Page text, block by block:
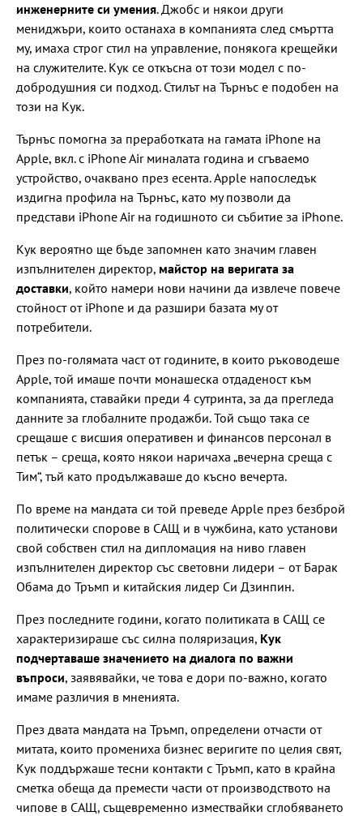
инженерните си умения. Джобс и някои други
мениджъри, които останаха в компанията след смъртта
му, имаха строг стил на управление, понякога крещейки
на служителите. Кук се откъсна от този модел с по-
добродушния си подход. Стилът на Търнъс е подобен на
този на Кук.
Търнъс помогна за преработката на гамата iPhone на
Apple, вкл. с iPhone Air миналата година и сгъваемо
устройство, очаквано през есента. Apple напоследък
издигна профила на Търнъс, като му позволи да
представи iPhone Air на годишното си събитие за iPhone.
Кук вероятно ще бъде запомнен като значим главен
изпълнителен директор, майстор на веригата за
доставки, който намери нови начини да извлече повече
стойност от iPhone и да разшири базата му от
потребители.
През по-голямата част от годините, в които ръководеше
Apple, той имаше почти монашеска отдаденост към
компанията, ставайки преди 4 сутринта, за да прегледа
данните за глобалните продажби. Той също така се
срещаше с висшия оперативен и финансов персонал в
петък – среща, която някои наричаха „вечерна среща с
Тим“, тъй като продължаваше до късно вечерта.
По време на мандата си той преведе Apple през безброй
политически спорове в САЩ и в чужбина, като установи
свой собствен стил на дипломация на ниво главен
изпълнителен директор със световни лидери – от Барак
Обама до Тръмп и китайския лидер Си Дзинпин.
През последните години, когато политиката в САЩ се
характеризираше със силна поляризация, Кук
подчертаваше значението на диалога по важни
въпроси, заявявайки, че това е дори по-важно, когато
имаме различия в мненията.
През двата мандата на Тръмп, определени отчасти от
митата, които промениха бизнес веригите по целия свят,
Кук поддържаше тесни контакти с Тръмп, като в крайна
сметка обеща да премести части от производството на
чипове в САЩ, същевременно измествайки сглобяването